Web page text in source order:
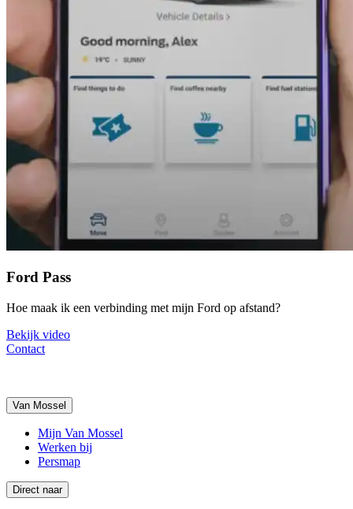
Ford Pass
Hoe maak ik een verbinding met mijn Ford op afstand?
Bekijk video
Contact
Van Mossel
Mijn Van Mossel
Werken bij
Persmap
Direct naar